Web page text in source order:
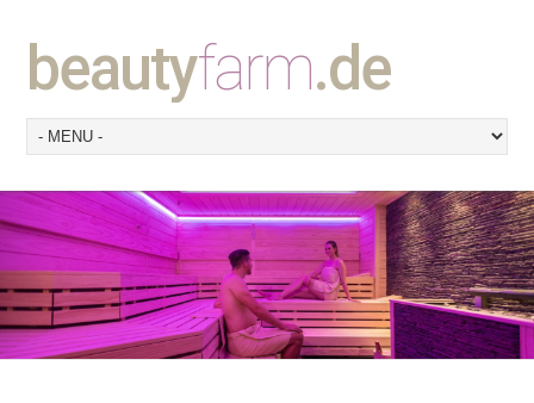
beautyfarm.de